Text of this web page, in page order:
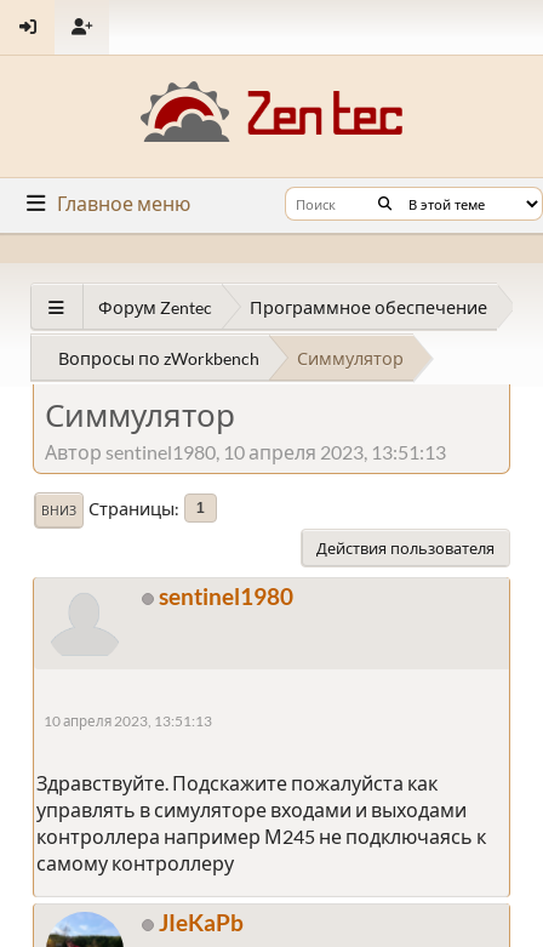
Главное меню
Форум Zentec Программное обеспечение
Вопросы по zWorkbench Симмулятор
Симмулятор
Автор sentinel1980, 10 апреля 2023, 13:51:13
ВНИЗ Страницы 1
Действия пользователя
sentinel1980
10 апреля 2023, 13:51:13
Здравствуйте. Подскажите пожалуйста как
управлять в симуляторе входами и выходами
контроллера например М245 не подключаясь к
самому контроллеру
JIeKaPb